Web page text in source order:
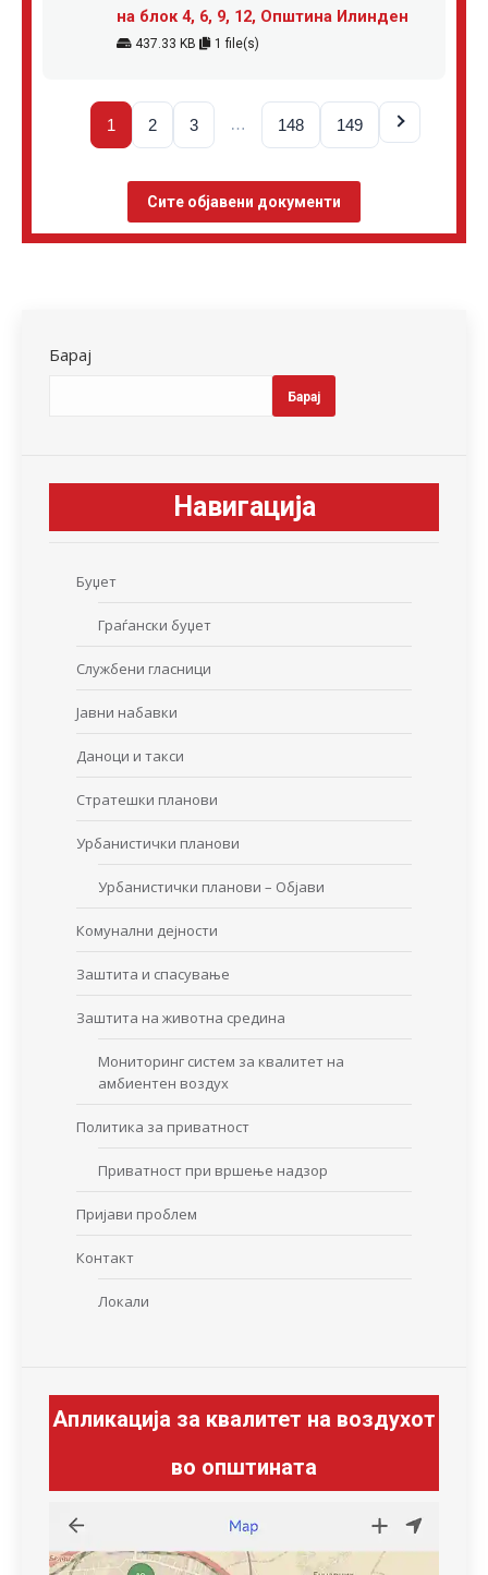
на блок 4, 6, 9, 12, Општина Илинден
437.33 KB 1 file(s)
1 2 3 … 148 149
Сите објавени документи
Барај
Барај
Навигација
Буџет
Граѓански буџет
Службени гласници
Јавни набавки
Даноци и такси
Стратешки планови
Урбанистички планови
Урбанистички планови – Објави
Комунални дејности
Заштита и спасување
Заштита на животна средина
Мониторинг систем за квалитет на
амбиентен воздух
Политика за приватност
Приватност при вршење надзор
Пријави проблем
Контакт
Локали
Апликација за квалитет на воздухот
во општината